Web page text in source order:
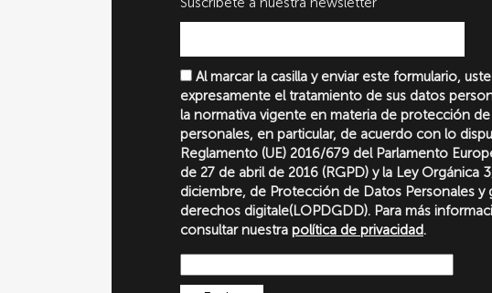
Al marcar la casilla y enviar este formulario,
expresamente el tratamiento de sus datos
la normativa vigente en materia de protección
personales, en particular, de acuerdo con lo
Reglamento (UE) 2016/679 del Parlamento
de 27 de abril de 2016 (RGPD) y la Ley Orgánica
diciembre, de Protección de Datos Personales y
derechos digitale(LOPDGDD). Para más
consultar nuestra política de privacidad.